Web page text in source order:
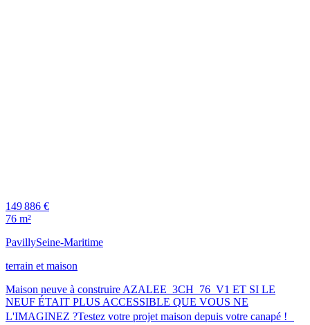
149 886 €
76 m²
PavillySeine-Maritime
terrain et maison
Maison neuve à construire AZALEE_3CH_76_V1 ET SI LE
NEUF ÉTAIT PLUS ACCESSIBLE QUE VOUS NE
L'IMAGINEZ ?Testez votre projet maison depuis votre canapé !